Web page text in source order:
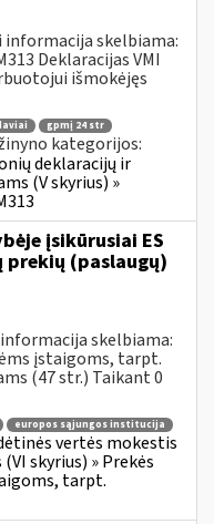
informacija skelbiama:
Deklaracijas VMI
išmokėjęs
gpmį 24 str
kategorijos:
deklaracijų ir
(V skyrius) »
įsikūrusiai ES
(paslaugų)
skelbiama:
įstaigoms, tarpt.
(47 str.) Taikant 0
europos sąjungos institucija
vertės mokestis
skyrius) » Prekės
tarpt.